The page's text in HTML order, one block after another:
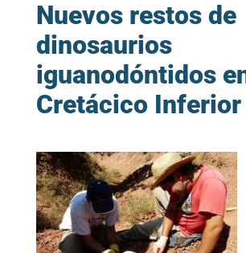
Nuevos restos de
dinosaurios
iguanodóntidos
Cretácico Inferior